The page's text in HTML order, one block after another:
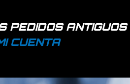
PEDIDOS ANTIGUOS
CUENTA